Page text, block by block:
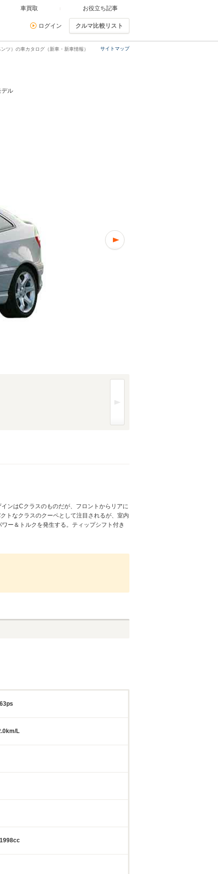
車買取 お役立ち記事
ログイン クルマ比較リスト
サイトマップ
ツ）の車カタログ（新車・新車情報）
デル
ンはCクラスのものだが、フロントからリアに
トなクラスのクーペとして注目されるが、室内
ー＆トルクを発生する。ティップシフト付き
L